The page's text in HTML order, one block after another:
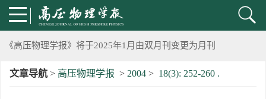
2024年上海光源同步辐射大压机实验技术培训班通知
《高压物理学报》将于2025年1月由双月刊变更为月刊
动载下材料物性机器学习与高通量研究专刊征稿启事
文章导航 > 高压物理学报 > 2004 > 18(3): 252-260 .